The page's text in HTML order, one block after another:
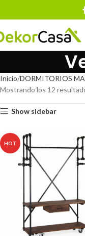
Inicio DORMITORIOS
Mostrando los 12
Show sidebar
HOT